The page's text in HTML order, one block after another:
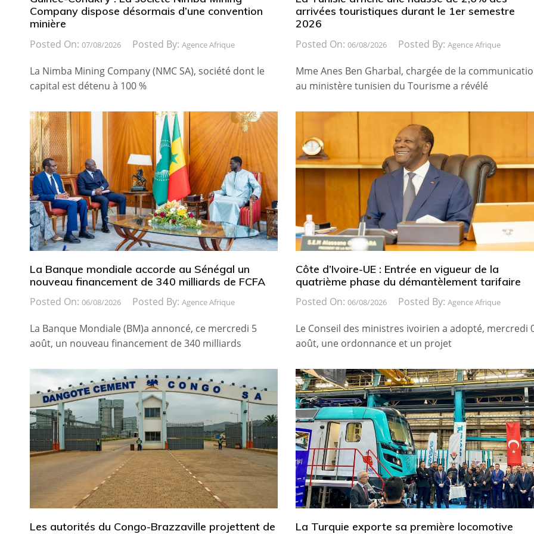
Company dispose désormais d’une convention
minière
Posted On: 07/08/2026 Posted By: Agence Afrique
La Nimba Mining Company (NMC SA), société dont le
capital est détenu à 100 %
arrivées touristiques durant le 1er semestre
2026
Posted On: 06/08/2026 Posted By: Agence Afrique
Mme Anes Ben Gharbal, chargée de la
au ministère tunisien du Tourisme a révélé
La Banque mondiale accorde au Sénégal un
nouveau financement de 340 milliards de FCFA
Posted On: 06/08/2026 Posted By: Agence Afrique
La Banque Mondiale (BM)a annoncé, ce mercredi 5
août, un nouveau financement de 340 milliards
Côte d’Ivoire-UE : Entrée en vigueur de la
quatrième phase du démantèlement tarifaire
Posted On: 06/08/2026 Posted By: Agence Afrique
Le Conseil des ministres ivoirien a adopté, mercredi
août, une ordonnance et un projet
Les autorités du Congo-Brazzaville projettent de
La Turquie exporte sa première locomotive